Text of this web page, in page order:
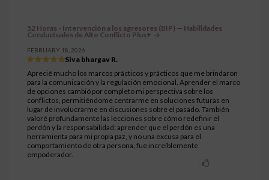
52 Horas - Intervención a los agresores (BIP) — Habilidades
Conductuales de Alto Conflicto Plus+
FEBRUARY 18, 2026
Siva bhargav R.
Aprecié mucho los marcos prácticos y prácticos que me brindaron
para la comunicación y la regulación emocional. Aprender el marco
de opciones cambió por completo mi perspectiva sobre los
conflictos, permitiéndome centrarme en soluciones futuras en
lugar de involucrarme en discusiones sobre el pasado. También
valoré profundamente las lecciones sobre cómo redefinir el
perdón y la responsabilidad; aprender que el perdón es una
herramienta para mi propia paz, y no una excusa para el
comportamiento de otra persona, fue increíblemente
empoderador.